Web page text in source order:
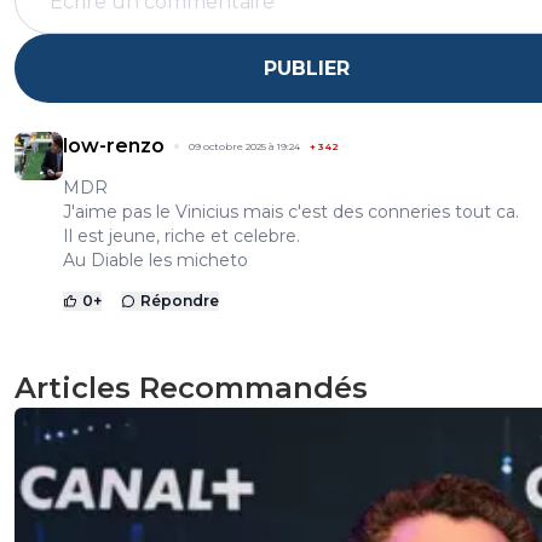
PUBLIER
low-renzo 09 octobre 2025 à 19:24 + 342
MDR
J'aime pas le Vinicius mais c'est des conneries tout ca.
Il est jeune, riche et celebre.
Au Diable les micheto
0+ Répondre
Articles Recommandés